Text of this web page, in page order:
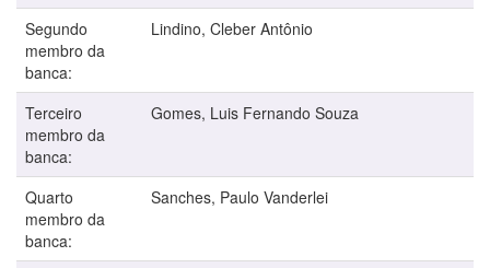
Segundo
membro da
banca:
Lindino, Cleber Antônio
Terceiro
membro da
banca:
Gomes, Luis Fernando Souza
Quarto
membro da
banca:
Sanches, Paulo Vanderlei